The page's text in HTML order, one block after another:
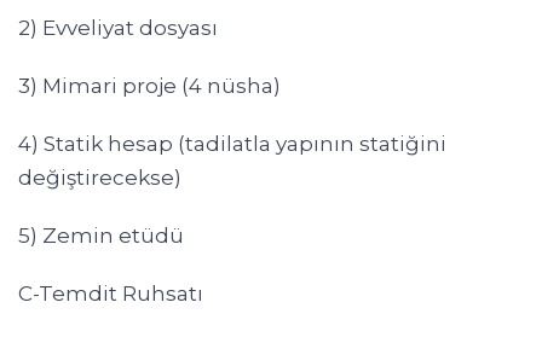
2) Evveliyat dosyası
3) Mimari proje (4 nüsha)
4) Statik hesap (tadilatla yapının statiğini
değiştirecekse)
5) Zemin etüdü
C-Temdit Ruhsatı